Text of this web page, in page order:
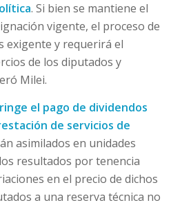
. Si bien se mantiene el
vigente, el proceso de
exigente y requerirá el
de los diputados y
Milei.
el pago de dividendos
de servicios de
asimilados en unidades
resultados por tenencia
en el precio de dichos
a una reserva técnica no